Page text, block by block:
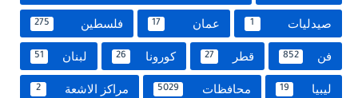
صيدليات 1 عمان 17 فلسطين 275
فن 852 قطر 27 كورونا 26 لبنان 51
ليبيا 19 محافظات 5029 مراكز الاشعة 2